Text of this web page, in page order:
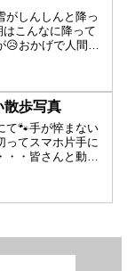
がしんしんと降っ
こんなに降って
おかげで人間は
ぞ...
散歩写真
て🐾手が悴まない
ってスマホ片手に
・・皆さんと動き
たらいつの間にか